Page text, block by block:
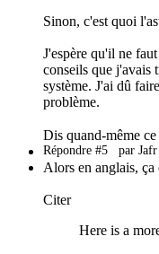
Sinon, c'est quoi
J'espère qu'il ne
conseils que j'avais
système. J'ai dû
problème.
Dis quand-même
Répondre #5 par
Alors en anglais, ça
Citer
Here is a